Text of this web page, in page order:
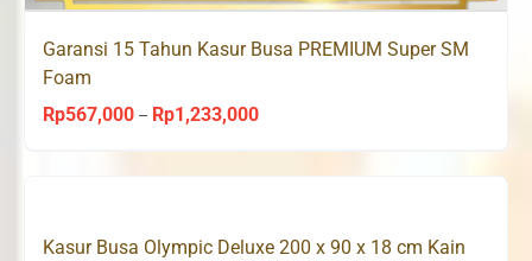
Garansi 15 Tahun Kasur Busa PREMIUM Super SM
Foam
Rp567,000 – Rp1,233,000Price
Rp567,000
Rp1,233,000
Kasur Busa Olympic Deluxe 200 x 90 x 18 cm Kain